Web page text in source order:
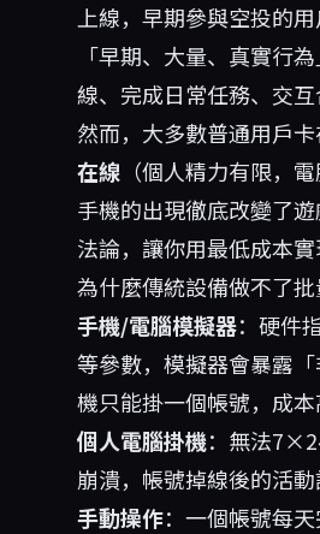
上線，早期參與空投的
「早期、大量、真實行
線、完成日常任務、交互
然而，大多數普通用戶卡
在線 （個人精力有限，
手機的出現徹底改變了
法論，讓你用最低成本
為什麼傳統設備做不了批
手機/電腦模擬器：硬件
等參數，模擬器會暴露
機只能掛一個帳號，成本
個人電腦掛機：無法
崩潰，帳號掉線後的活
手動操作：一個帳號每